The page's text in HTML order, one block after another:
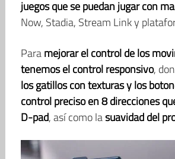
juegos que se puedan jugar con
Now, Stadia, Stream Link y
Paramejorar el control de los
tenemos el control responsivo,
los gatillos con texturas y los
control preciso en 8 direcciones
D-pad, así como lasuavidad del